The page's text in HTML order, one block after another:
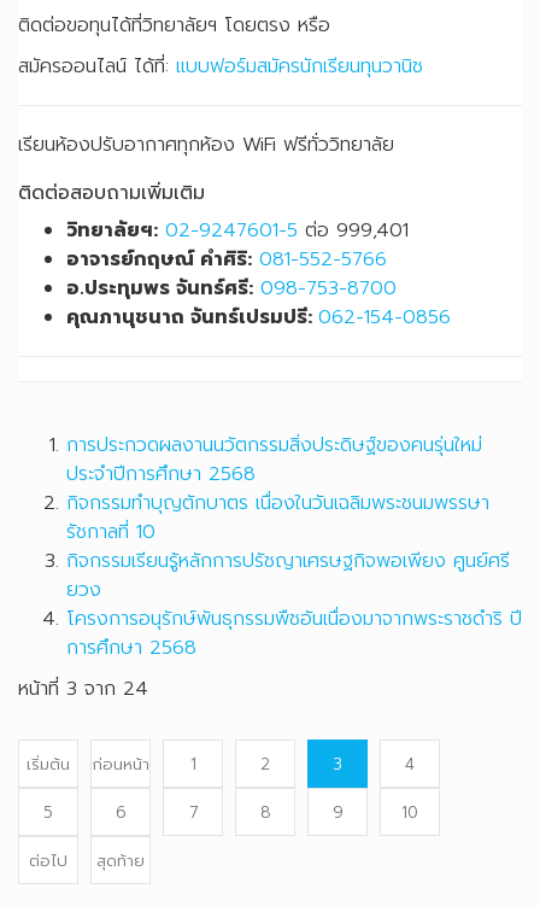
ติดต่อขอทุนได้ที่วิทยาลัยฯ โดยตรง หรือ
สมัครออนไลน์ ได้ที่: แบบฟอร์มสมัครนักเรียนทุนวานิช
เรียนห้องปรับอากาศทุกห้อง WiFi ฟรีทั่ววิทยาลัย
ติดต่อสอบถามเพิ่มเติม
วิทยาลัยฯ: 02-9247601-5 ต่อ 999,401
อาจารย์กฤษณ์ คำศิริ: 081-552-5766
อ.ประทุมพร จันทร์ศรี: 098-753-8700
คุณภานุชนาถ จันทร์เปรมปรี: 062-154-0856
การประกวดผลงานนวัตกรรมสิ่งประดิษฐ์ของคนรุ่นใหม่
ประจำปีการศึกษา 2568
กิจกรรมทำบุญตักบาตร เนื่องในวันเฉลิมพระชนมพรรษา
รัชกาลที่ 10
กิจกรรมเรียนรู้หลักการปรัชญาเศรษฐกิจพอเพียง ศูนย์ศรี
ยวง
โครงการอนุรักษ์พันธุกรรมพืชอันเนื่องมาจากพระราชดำริ ปี
การศึกษา 2568
หน้าที่ 3 จาก 24
เริ่มต้น ก่อนหน้า 1 2 3
4
5
6 7 8 9
10
ต่อไป
สุดท้าย